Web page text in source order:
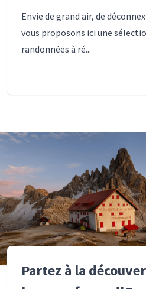
Envie de grand air, de
vous proposons ici une
randonnées à ré...
Partez à la